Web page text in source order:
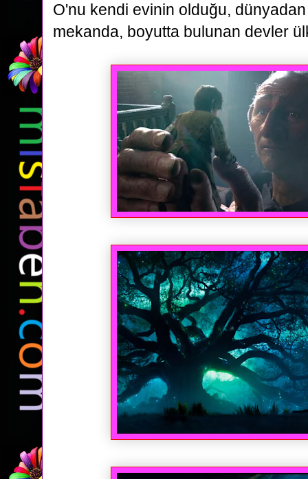
O'nu kendi evinin olduğu, dünyadan
mekanda, boyutta bulunan devler